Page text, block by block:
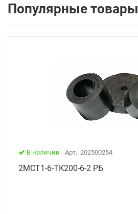
Популярные товары
В наличии Арт.: 202500254
2МСТ1-6-ТК200-6-2 РБ